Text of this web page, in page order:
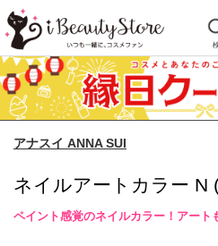
アナスイ ANNA SUI
ネイルアートカラー N
ペイント感覚のネイルカラー！アート